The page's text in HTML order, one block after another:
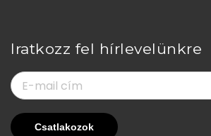
Iratkozz fel hírlevelünkre